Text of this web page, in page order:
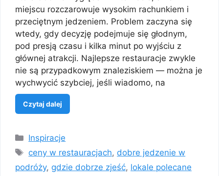
miejscu rozczarowuje wysokim rachunkiem i
przeciętnym jedzeniem. Problem zaczyna się
wtedy, gdy decyzję podejmuje się głodnym,
pod presją czasu i kilka minut po wyjściu z
głównej atrakcji. Najlepsze restauracje zwykle
nie są przypadkowym znaleziskiem — można je
wychwycić szybciej, jeśli wiadomo, na
Czytaj dalej
Kategorie
Inspiracje
Tagi
ceny w restauracjach, dobre jedzenie w
podróży, gdzie dobrze zjeść, lokale polecane